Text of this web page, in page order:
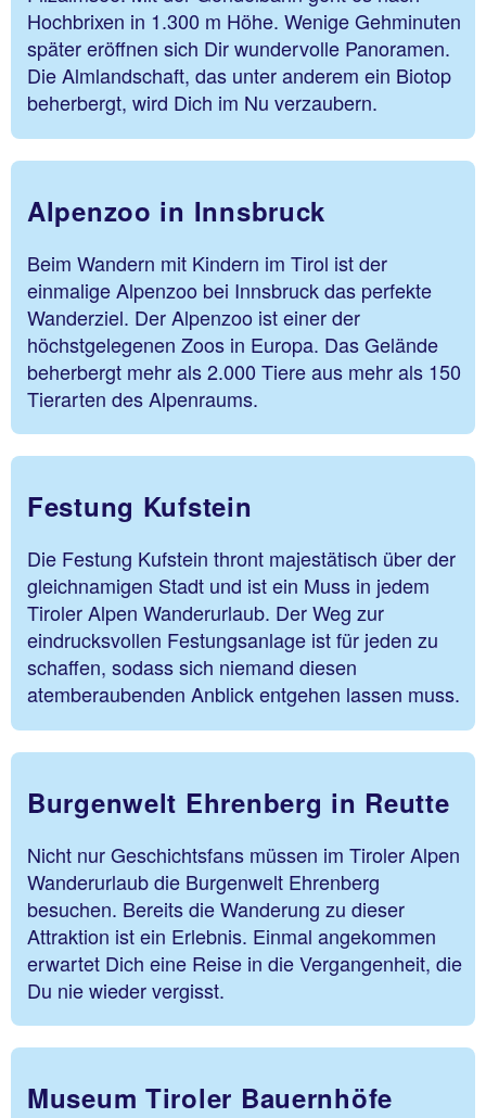
Hochbrixen in 1.300 m Höhe. Wenige Gehminuten
später eröffnen sich Dir wundervolle Panoramen.
Die Almlandschaft, das unter anderem ein Biotop
beherbergt, wird Dich im Nu verzaubern.
Alpenzoo in Innsbruck
Beim Wandern mit Kindern im Tirol ist der
einmalige Alpenzoo bei Innsbruck das perfekte
Wanderziel. Der Alpenzoo ist einer der
höchstgelegenen Zoos in Europa. Das Gelände
beherbergt mehr als 2.000 Tiere aus mehr als 150
Tierarten des Alpenraums.
Festung Kufstein
Die Festung Kufstein thront majestätisch über der
gleichnamigen Stadt und ist ein Muss in jedem
Tiroler Alpen Wanderurlaub. Der Weg zur
eindrucksvollen Festungsanlage ist für jeden zu
schaffen, sodass sich niemand diesen
atemberaubenden Anblick entgehen lassen muss.
Burgenwelt Ehrenberg in Reutte
Nicht nur Geschichtsfans müssen im Tiroler Alpen
Wanderurlaub die Burgenwelt Ehrenberg
besuchen. Bereits die Wanderung zu dieser
Attraktion ist ein Erlebnis. Einmal angekommen
erwartet Dich eine Reise in die Vergangenheit, die
Du nie wieder vergisst.
Museum Tiroler Bauernhöfe